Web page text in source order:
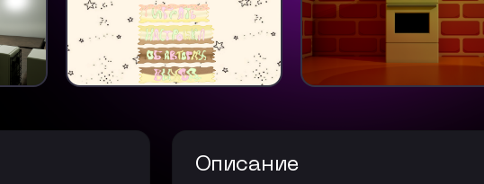
Описание